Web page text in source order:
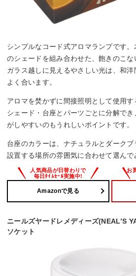
シンプルなコード式アロマランプです
のシェードを組み合わせた、飽きのこな
ガラス越しに見えるやさしい光は、和
よく合います。
アロマを焚かずに間接照明として使用す
シェード・台座とパーツごとに分解で
がしやすいのもうれしいポイントです。
台座のカラーは、ナチュラルとダーク
設置する場所の雰囲気に合わせて選んで
Amazonで見る
ニールズヤードレメディーズ(NEAL’S
ソケット